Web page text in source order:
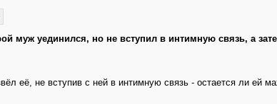
муж уединился, но не вступил в интимную связь, а
её, не вступив с ней в интимную связь - остается ли ей